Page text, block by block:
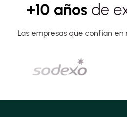
+10 años de
Las empresas que confían en